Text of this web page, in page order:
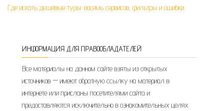
Где искать дешёвые туры: восемь сервисов, фильтры и ошибки
ИНФОРМАЦИЯ ДЛЯ ПРАВООБЛАДАТЕЛЕЙ
Все материалы на данном сайте взяты из открытых
источников — имеют обратную ссылку на материал в
интернете или присланы посетителями сайта и
предоставляются исключительно в ознакомительных целях.